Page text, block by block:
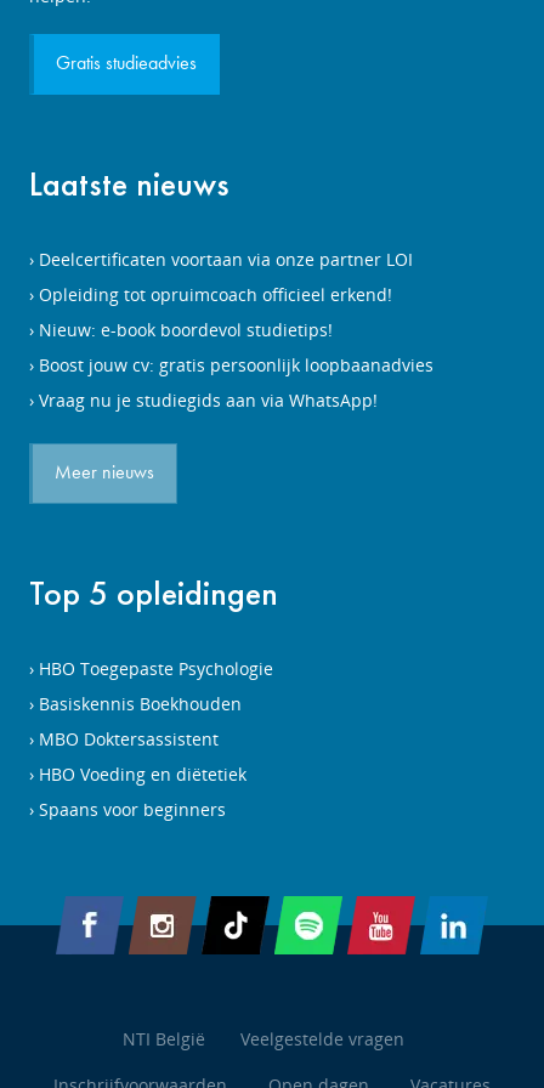
Gratis studieadvies
Laatste nieuws
Deelcertificaten voortaan via onze partner LOI
Opleiding tot opruimcoach officieel erkend!
Nieuw: e-book boordevol studietips!
Boost jouw cv: gratis persoonlijk loopbaanadvies
Vraag nu je studiegids aan via WhatsApp!
Meer nieuws
Top 5 opleidingen
HBO Toegepaste Psychologie
Basiskennis Boekhouden
MBO Doktersassistent
HBO Voeding en diëtetiek
Spaans voor beginners
NTI België
Veelgestelde vragen